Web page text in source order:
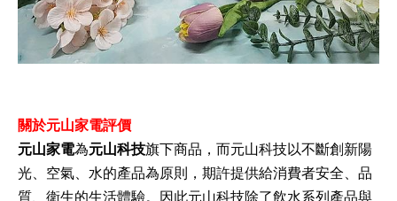
關於元山家電評價
元山家電為元山科技旗下商品，而元山科技以不斷創新陽
光、空氣、水的產品為原則，期許提供給消費者安全、品
質、衛生的生活體驗。因此元山科技除了飲水系列產品與